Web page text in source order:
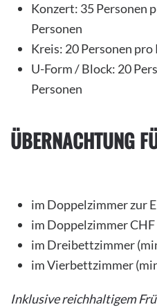
Konzert: 35 Personen
Personen
Kreis: 20 Personen pro
U-Form / Block: 20
Personen
ÜBERNACHTUNG
im Doppelzimmer zur
im Doppelzimmer CHF
im Dreibettzimmer
im Vierbettzimmer
Inklusive reichhaltigem